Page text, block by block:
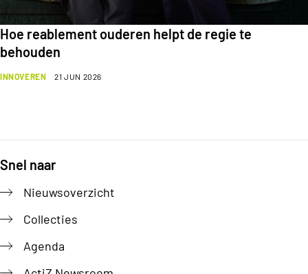
INNOVEREN 21 JUN 2026
Hoe reablement ouderen helpt de regie te
behouden
Snel naar
Nieuwsoverzicht
Collecties
Agenda